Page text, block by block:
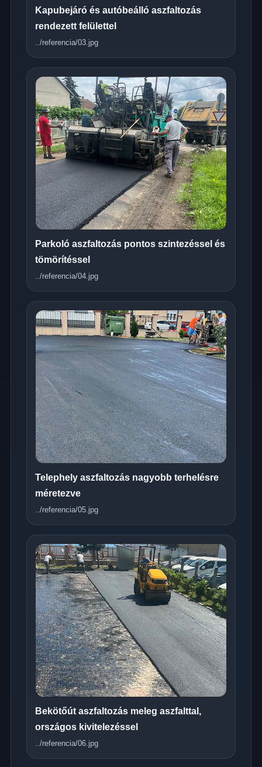
Kapubejáró és autóbeálló aszfaltozás
rendezett felülettel
../referencia/03.jpg
Parkoló aszfaltozás pontos szintezéssel és
tömörítéssel
../referencia/04.jpg
Telephely aszfaltozás nagyobb terhelésre
méretezve
../referencia/05.jpg
Bekötőút aszfaltozás meleg aszfalttal,
országos kivitelezéssel
../referencia/06.jpg